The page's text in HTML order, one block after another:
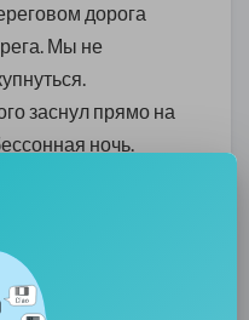
дорога
Мы не
заснул прямо на
ночь.
остановиться
конечно, Черное
именно в